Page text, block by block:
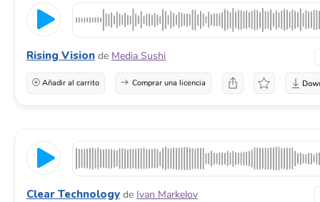
Rising Vision de Media Sushi
Añadir al carrito Comprar una licencia
Clear Technology de Ivan Markelov